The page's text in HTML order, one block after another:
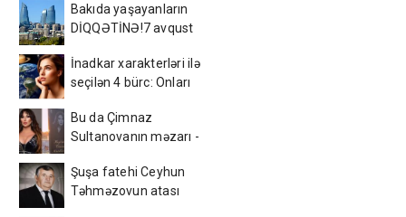
Bakıda yaşayanların
DİQQƏTİNƏ!7 avqust
etibarən...
İnadkar xarakterləri ilə
seçilən 4 bürc: Onları
çətindir
Bu da Çimnaz
Sultanovanın məzarı -
Şuşa fatehi Ceyhun
Təhməzovun atası